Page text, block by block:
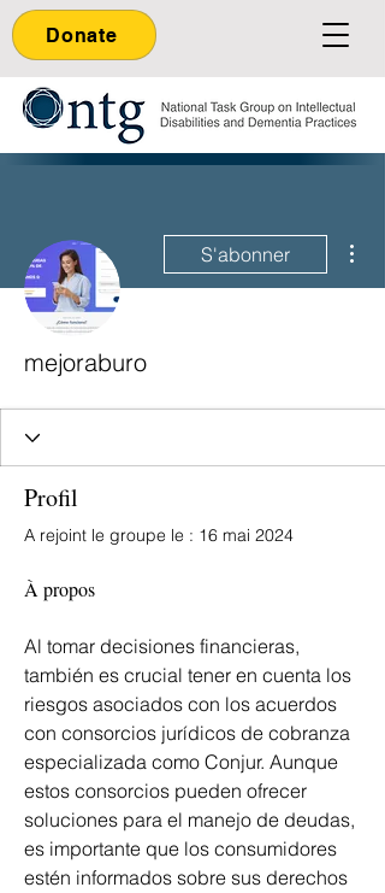
Donate
S'abonner
mejoraburo
Profil
A rejoint le groupe le : 16 mai 2024
À propos
Al tomar decisiones financieras,
también es crucial tener en cuenta los
riesgos asociados con los acuerdos
con consorcios jurídicos de cobranza
especializada como Conjur. Aunque
estos consorcios pueden ofrecer
soluciones para el manejo de deudas,
es importante que los consumidores
estén informados sobre sus derechos